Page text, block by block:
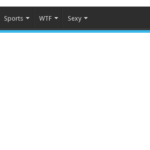
Sports WTF Sexy